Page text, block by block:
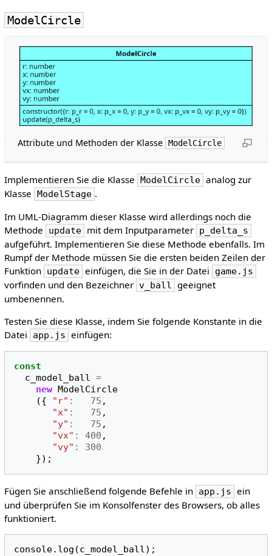
ModelCircle
Attribute und Methoden der Klasse ModelCircle
Implementieren Sie die Klasse ModelCircle analog zur
Klasse ModelStage .
Im UML-Diagramm dieser Klasse wird allerdings noch die
Methode
update mit dem Inputparameter p_delta_s
aufgeführt. Implementieren Sie diese Methode ebenfalls. Im
Rumpf der Methode müssen Sie die ersten beiden Zeilen der
Funktion update einfügen, die Sie in der Datei game.js
vorfinden und den Bezeichner v_ball geeignet
umbenennen.
Testen Sie diese Klasse, indem Sie folgende Konstante in die
Datei
app.js einfügen:
const
c_model_ball =
new ModelCircle
({
"r" : 75 ,
"x" : 75 ,
"y" : 75 ,
"vx" : 400 ,
"vy" :
300
});
Fügen Sie anschließend folgende Befehle in app.js ein
und überprüfen Sie im Konsolfenster des Browsers, ob alles
funktioniert.
console. log (c_model_ball);